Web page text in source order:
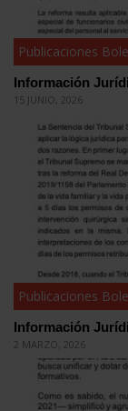
Publicaciones
Información
15 JUNIO, 2026
Publicaciones
Información
2 MARZO, 2026